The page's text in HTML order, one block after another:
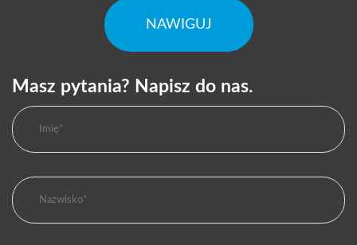
NAWIGUJ
Masz pytania? Napisz do nas.